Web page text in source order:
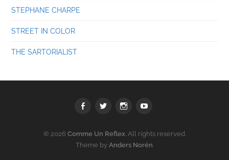
STEPHANE CHARPE
STREET IN COLOR
THE SARTORIALIST
FacebookTwitter Instagramyoutube
© 2026 Comme Un Reflex. All rights reserved.
Theme by Anders Norén